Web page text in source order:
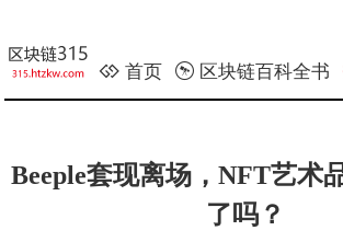
首页 区块链百科全书
Beeple套现离场，NFT艺术
了吗？